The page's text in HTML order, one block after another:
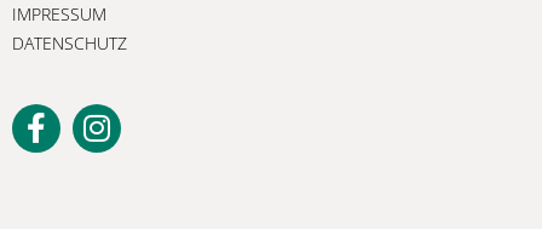
IMPRESSUM
DATENSCHUTZ